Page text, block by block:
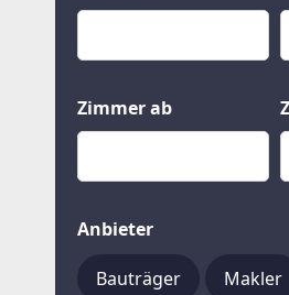
Zimmer ab
Anbieter
Bauträger Makler